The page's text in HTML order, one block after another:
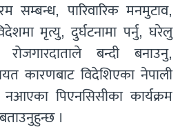
सम्बन्ध, पारिवारिक मनमुटाव,
मृत्यु, दुर्घटनामा पर्नु, घरेलु
बन्दी बनाउनु,
कारणबाट विदेशिएका नेपाली
नआएका पिएनसिसीका कार्यक्रम
।